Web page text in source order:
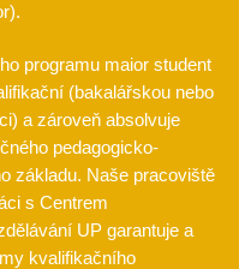
programu maior student
(bakalářskou nebo
a zároveň absolvuje
pedagogicko-
základu. Naše pracoviště
s Centrem
UP garantuje a
kvalifikačního